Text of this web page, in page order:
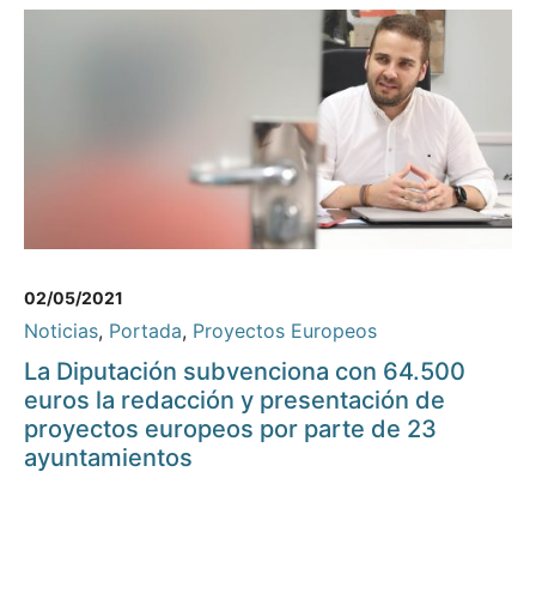
02/05/2021
Noticias, Portada, Proyectos Europeos
La Diputación subvenciona con 64.500
euros la redacción y presentación de
proyectos europeos por parte de 23
ayuntamientos